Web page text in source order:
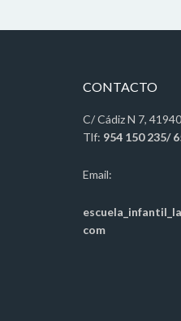
CONTACTO
C/ Cádiz N 7,
Tlf: 954 150 235/
Email:
com